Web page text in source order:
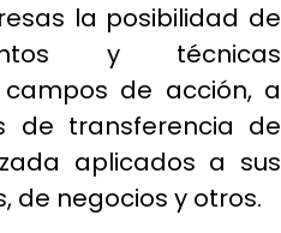
la posibilidad de
y técnicas
de acción, a
de transferencia de
aplicados a sus
de negocios y otros.